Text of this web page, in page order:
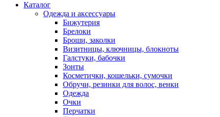
Каталог
Oдежда и аксессуары
Бижутерия
Брелоки
Броши, заколки
Визитницы, ключницы, блокноты
Галстуки, бабочки
Зонты
Косметички, кошельки, сумочки
Обручи, резинки для волос, венки
Одежда
Очки
Перчатки